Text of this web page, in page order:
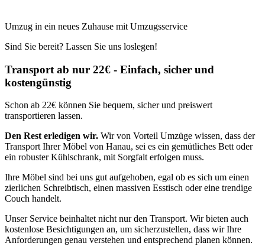
Umzug in ein neues Zuhause mit Umzugsservice
Sind Sie bereit? Lassen Sie uns loslegen!
Transport ab nur 22€ - Einfach, sicher und
kostengünstig
Schon ab 22€ können Sie bequem, sicher und preiswert
transportieren lassen.
Den Rest erledigen wir. Wir von Vorteil Umzüge wissen, dass der
Transport Ihrer Möbel von Hanau, sei es ein gemütliches Bett oder
ein robuster Kühlschrank, mit Sorgfalt erfolgen muss.
Ihre Möbel sind bei uns gut aufgehoben, egal ob es sich um einen
zierlichen Schreibtisch, einen massiven Esstisch oder eine trendige
Couch handelt.
Unser Service beinhaltet nicht nur den Transport. Wir bieten auch
kostenlose Besichtigungen an, um sicherzustellen, dass wir Ihre
Anforderungen genau verstehen und entsprechend planen können.